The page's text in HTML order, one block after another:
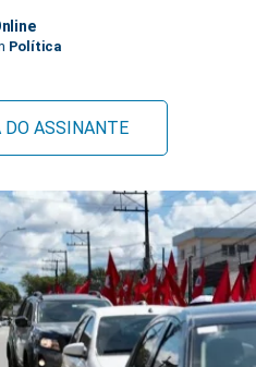
Política
DO ASSINANTE